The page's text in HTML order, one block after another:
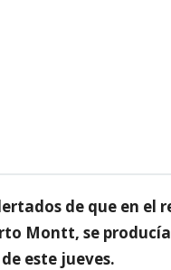
de que en el
Montt, se
este jueves.